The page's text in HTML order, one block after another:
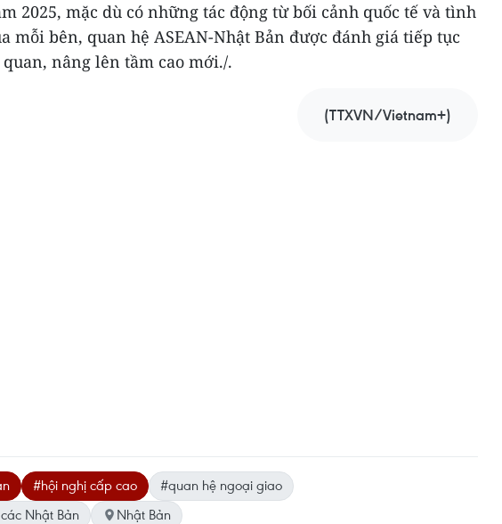
2025, mặc dù có những tác động từ bối cảnh quốc tế và tình
mỗi bên, quan hệ ASEAN-Nhật Bản được đánh giá tiếp tục
nâng lên tầm cao mới./.
(TTXVN/Vietnam+)
#hội nghị cấp cao
#quan hệ ngoại giao
Nhật Bản
Nhật Bản